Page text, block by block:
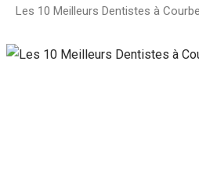
Les 10 Meilleurs Dentistes à